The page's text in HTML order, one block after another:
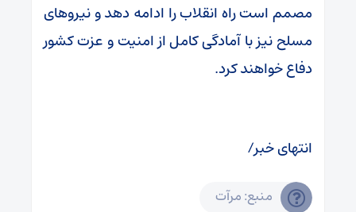
مصمم است راه انقلاب را ادامه دهد و نیروهای
مسلح نیز با آمادگی کامل از امنیت و عزت کشور
دفاع خواهند کرد.
انتهای خبر/
منبع: مرآت